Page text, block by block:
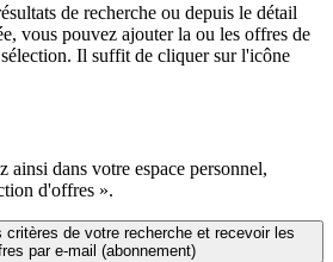
de recherche ou depuis le détail
vous pouvez ajouter la ou les offres de
Il suffit de cliquer sur l'icône
ainsi dans votre espace personnel,
d'offres ».
critères de votre recherche et recevoir les
par e-mail (abonnement)